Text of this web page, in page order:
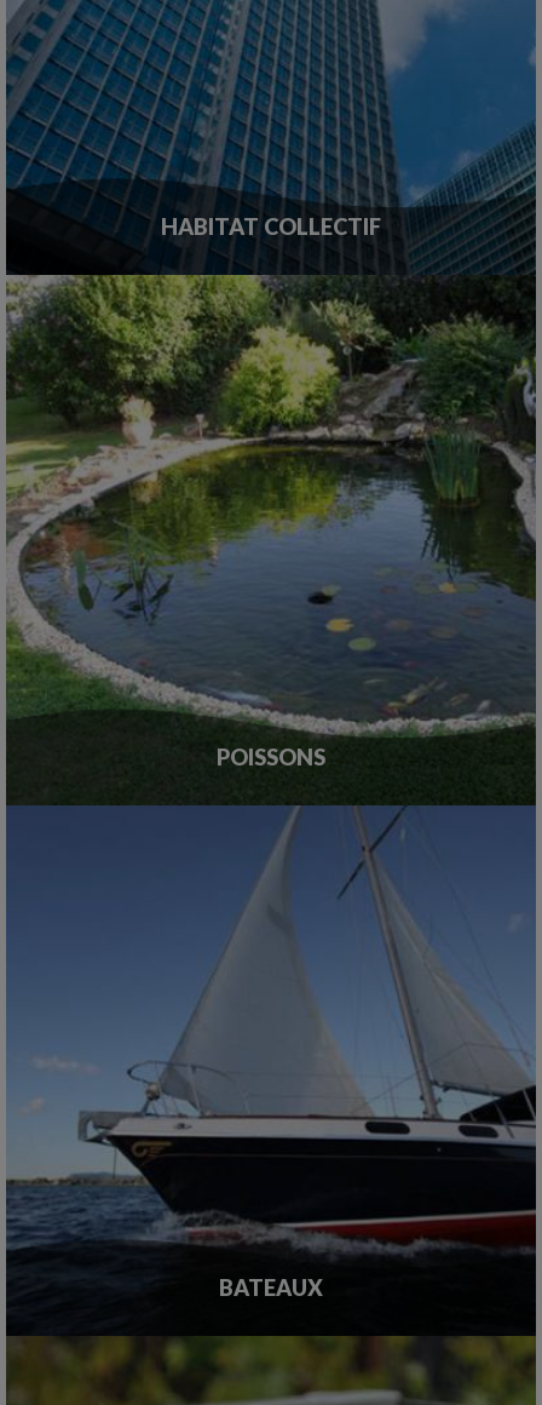
HABITAT COLLECTIF
POISSONS
BATEAUX